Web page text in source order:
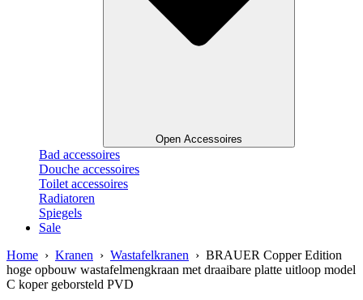
Open Accessoires
Bad accessoires
Douche accessoires
Toilet accessoires
Radiatoren
Spiegels
Sale
Home › Kranen › Wastafelkranen › BRAUER Copper Edition
hoge opbouw wastafelmengkraan met draaibare platte uitloop model
C koper geborsteld PVD